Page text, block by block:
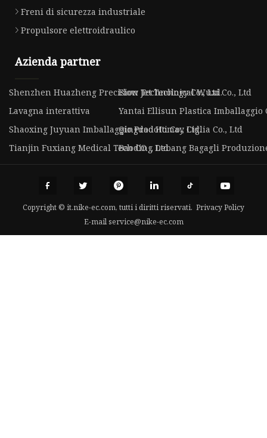
Freni di sicurezza industriale
Propulsore elettroidraulico
Azienda partner
Shenzhen Huazheng Precision Technology Co., Ltd.
Flow Jet Technical Wuxi Co., Ltd
Lavagna interattiva
Yantai Ellisun Plastica Imballaggio
Shaoxing Juyuan Imballaggio Prodotti Co., Ltd.
Qingdao Homay Ciglia Co., Ltd
Tianjin Fuxiang Medical Tech CO ., Ltd .
Baoding Debang Bagagli
Copyright © it.nike-ec.com, tutti i diritti riservati. Privacy Policy
E-mail service@nike-ec.com